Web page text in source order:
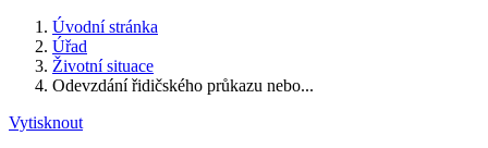
Úvodní stránka
Úřad
Životní situace
Odevzdání řidičského průkazu nebo...
Vytisknout